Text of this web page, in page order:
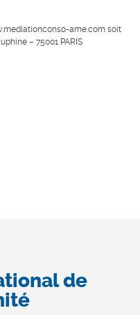
ame.com soit
– 75001 PARIS
de